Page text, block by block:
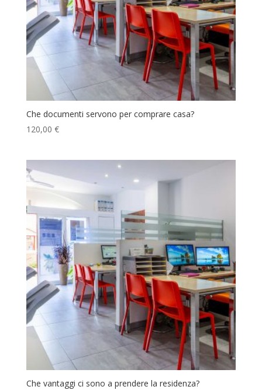
Che documenti servono per comprare casa?
120,00 €
Che vantaggi ci sono a prendere la residenza?